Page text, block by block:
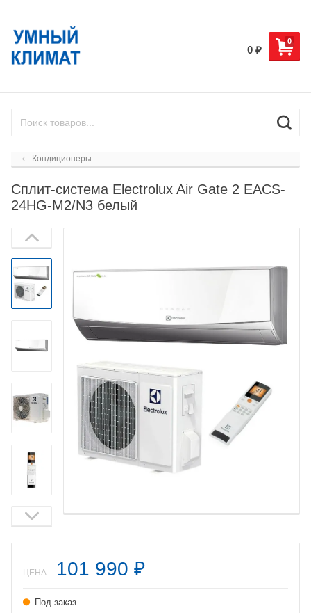
0
0 ₽
Кондиционеры
Сплит-система Electrolux Air Gate 2 EACS-
24HG-M2/N3 белый
ЦЕНА: 101 990 ₽
Под заказ